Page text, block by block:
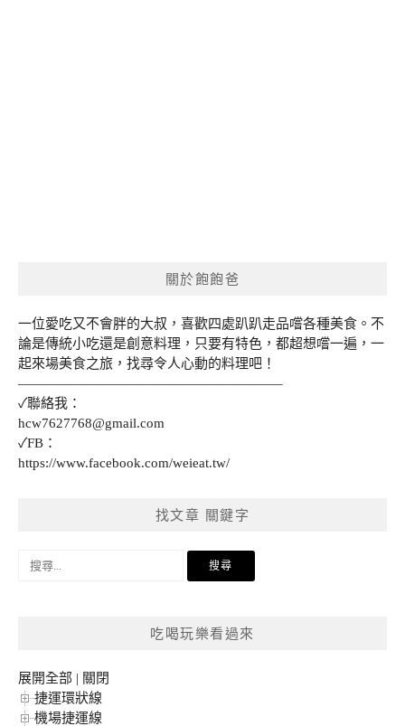
關於飽飽爸
一位愛吃又不會胖的大叔，喜歡四處趴趴走品嚐各種美食。不
論是傳統小吃還是創意料理，只要有特色，都超想嚐一遍，一
起來場美食之旅，找尋令人心動的料理吧！
———————————————————–
✓聯絡我：
hcw7627768@gmail.com
✓FB：
https://www.facebook.com/weieat.tw/
找文章 關鍵字
搜
吃喝玩樂看過來
展開全部 | 關閉
捷運環狀線
機場捷運線